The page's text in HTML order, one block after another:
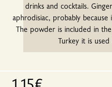
drinks and cocktails.
aphrodisiac, probably
The powder is included in
Turkey it is